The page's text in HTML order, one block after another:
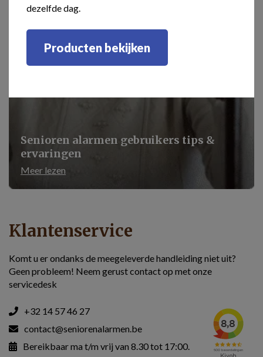
Senioren alarmen gebruikers tips &
ervaringen
Meer lezen
Klantenservice
Komt u er ondanks de meegeleverde handleiding niet uit?
Geen probleem! Neem gerust contact op met onze
servicedesk
+32 14 57 46 27
contact@seniorenalarmen.be
Bereikbaar ma t/m vrij van 8.30 tot 17:00.
dezelfde dag.
Producten bekijken